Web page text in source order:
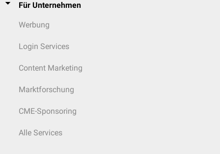
Für Unternehmen
Werbung
Login Services
Content Marketing
Marktforschung
CME-Sponsoring
Alle Services